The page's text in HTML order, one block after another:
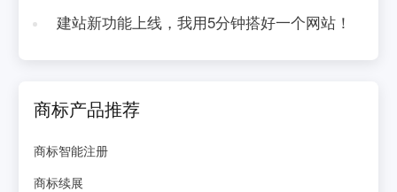
建站新功能上线，我用5分钟搭好一个网站！
商标产品推荐
商标智能注册
商标续展